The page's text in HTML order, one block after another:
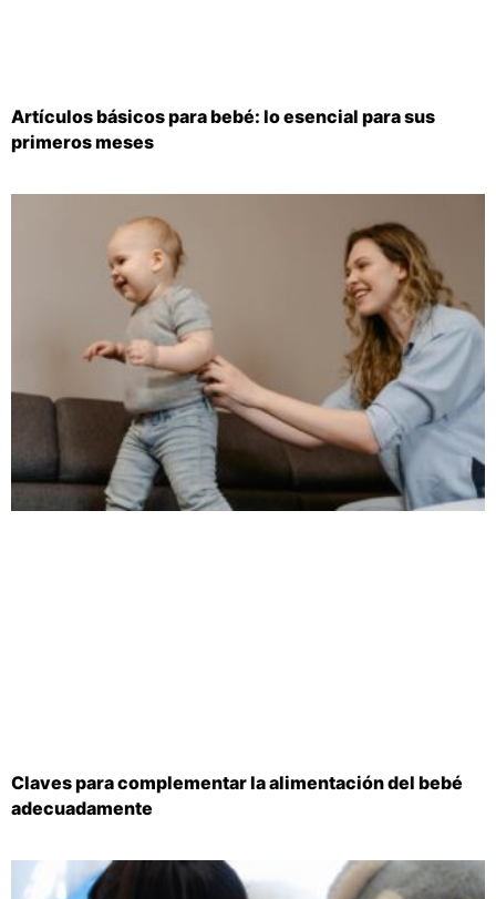
Artículos básicos para bebé: lo esencial para sus
primeros meses
Claves para complementar la alimentación del bebé
adecuadamente